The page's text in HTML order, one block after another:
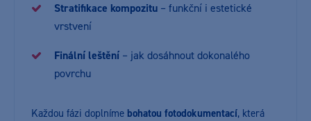
Stratifikace kompozitu – funkční i estetické
vrstvení
Finální leštění – jak dosáhnout dokonalého
povrchu
Každou fázi doplníme bohatou fotodokumentací, která